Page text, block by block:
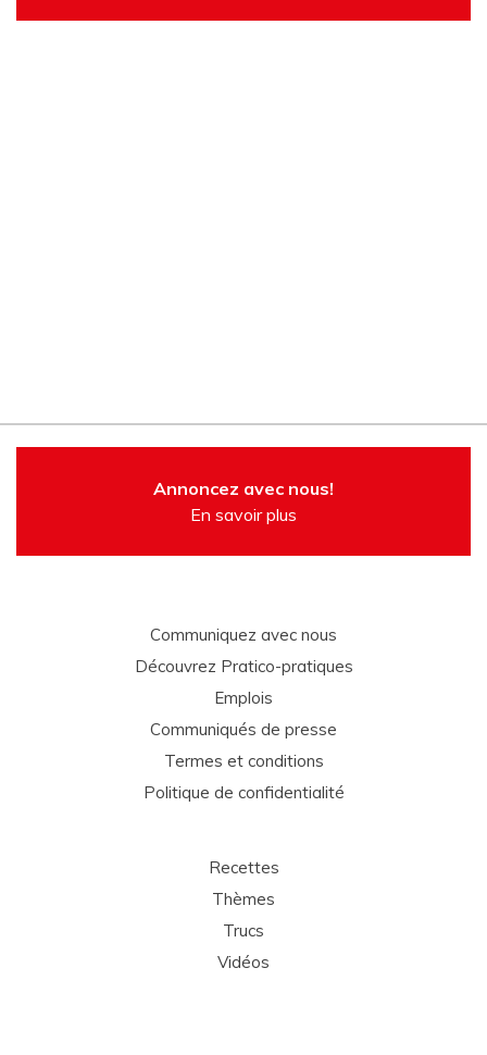
Annoncez avec nous!
En savoir plus
Communiquez avec nous
Découvrez Pratico-pratiques
Emplois
Communiqués de presse
Termes et conditions
Politique de confidentialité
Recettes
Thèmes
Trucs
Vidéos